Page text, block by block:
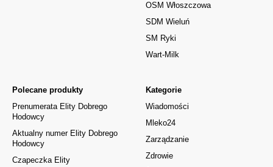
Kategorie
Wiadomości
Mleko24
Zarządzanie
Zdrowie
Polecane produkty
Prenumerata Elity Dobrego
Hodowcy
Aktualny numer Elity Dobrego
Hodowcy
Czapeczka Elity
OSM Włoszczowa
SDM Wieluń
SM Ryki
Wart-Milk